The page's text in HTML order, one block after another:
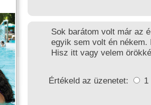
Sok barátom volt már az
egyik sem volt én
Hisz itt vagy velem
Értékeld az üzenetet: 1